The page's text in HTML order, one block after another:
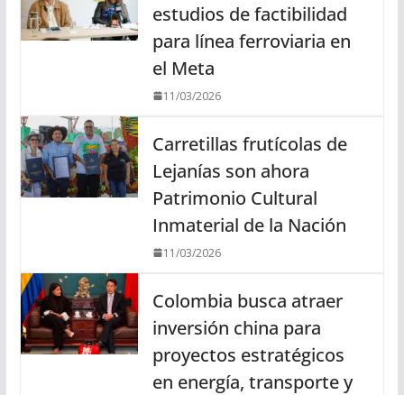
estudios de factibilidad
para línea ferroviaria en
el Meta
11/03/2026
Carretillas frutícolas de
Lejanías son ahora
Patrimonio Cultural
Inmaterial de la Nación
11/03/2026
Colombia busca atraer
inversión china para
proyectos estratégicos
en energía, transporte y